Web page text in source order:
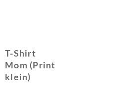
T-Shirt
Mom (Print
klein)